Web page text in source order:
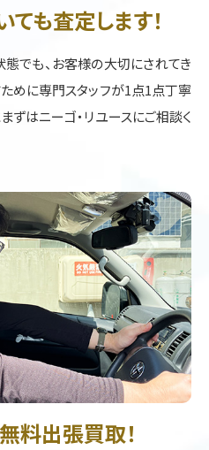
ても査定します！
でも、お客様の大切にされてき
めに専門スタッフが1点1点丁寧
ずはニーゴ・リユースにご相談く
料出張買取！